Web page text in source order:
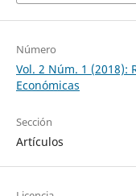
Número
Vol. 2 Núm. 1 (2018):
Económicas
Sección
Artículos